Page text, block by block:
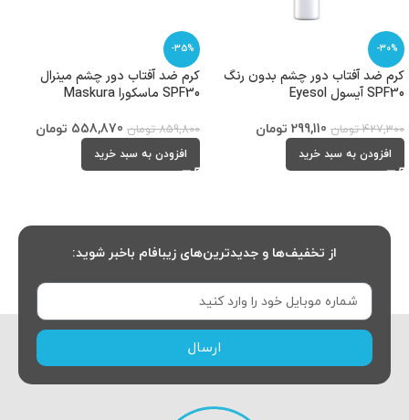
-30%
کرم ضد آفتاب دور چشم بدون رنگ
SPF30 آیسول Eyesol
427,300 تومان 299,110 تومان
افزودن به سبد خرید
-35%
کرم ضد آفتاب دور چشم مینرال
SPF30 ماسکورا Maskura
859,800 تومان 558,870 تومان
افزودن به سبد خرید
از تخفیف‌ها و جدیدترین‌های زیبافام باخبر شوید:
ارسال